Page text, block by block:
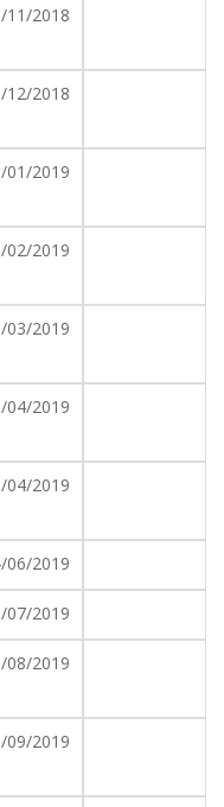
11/2018
12/2018
01/2019
02/2019
03/2019
04/2019
04/2019
06/2019
07/2019
08/2019
09/2019